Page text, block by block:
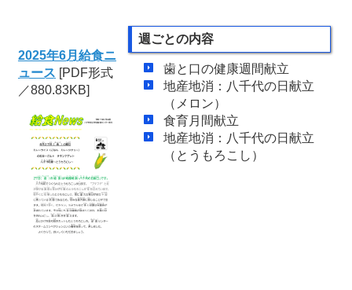
2025年6月給食ニ
ュース [PDF形式
／880.83KB]
週ごとの内容
歯と口の健康週間献立
地産地消：八千代の日献立
（メロン）
食育月間献立
地産地消：八千代の日献立
（とうもろこし）